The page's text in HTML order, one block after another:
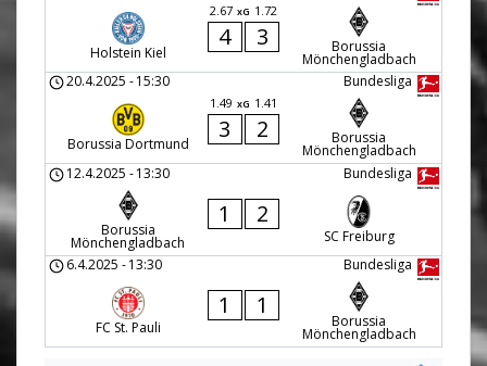
Holstein Kiel
2.67 xG 1.72
4 3 Borussia
Mönchengladbach
Bundesliga
20.4.2025 -15:30
Borussia Dortmund
1.49 xG 1.41
3 2 Borussia
Mönchengladbach
Bundesliga
12.4.2025 -13:30
Borussia
Mönchengladbach
1 2
SC Freiburg
Bundesliga
6.4.2025 -13:30
FC St. Pauli
1 1
Borussia
Mönchengladbach